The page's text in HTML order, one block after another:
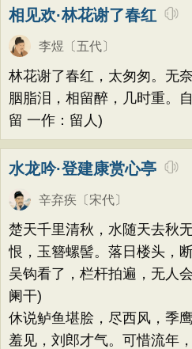
相见欢·林花谢了春红
李煜 〔五代〕
林花谢了春红，太匆匆。无
胭脂泪，相留醉，几时重。
留 一作：留人)
水龙吟·登建康赏心亭
辛弃疾 〔宋代〕
楚天千里清秋，水随天去秋
恨，玉簪螺髻。落日楼头，
吴钩看了，栏杆拍遍，无人
阑干)
休说鲈鱼堪脍，尽西风，季
羞见，刘郎才气。可惜流年